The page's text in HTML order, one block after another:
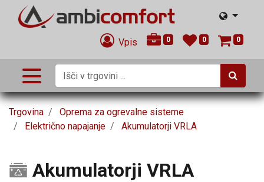
Vpis 0 0 0
Trgovina
Oprema za ogrevalne sisteme
Električno napajanje
Akumulatorji VRLA
Akumulatorji VRLA